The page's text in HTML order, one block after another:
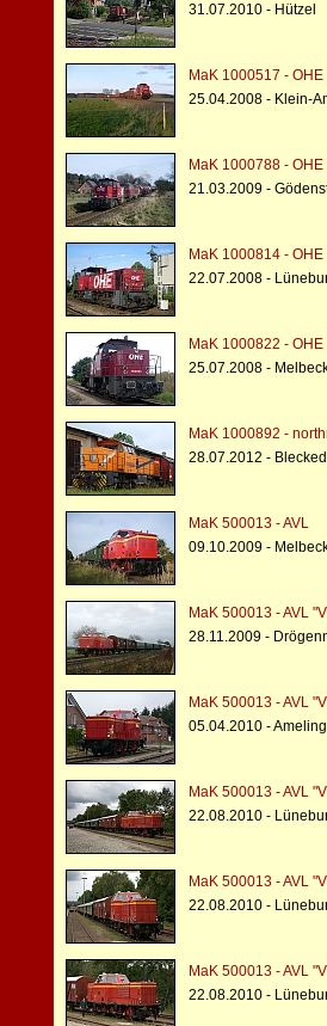
31.07.2010 - Hützel
MaK 1000517 -
25.04.2008 - Klein-
MaK 1000788 -
21.03.2009 -
MaK 1000814 -
22.07.2008 -
MaK 1000822 -
25.07.2008 -
MaK 1000892 -
28.07.2012 -
MaK 500013 - AVL
09.10.2009 -
MaK 500013 - AVL
28.11.2009 -
MaK 500013 - AVL
05.04.2010 -
MaK 500013 - AVL
22.08.2010 -
MaK 500013 - AVL
22.08.2010 -
MaK 500013 - AVL
22.08.2010 -